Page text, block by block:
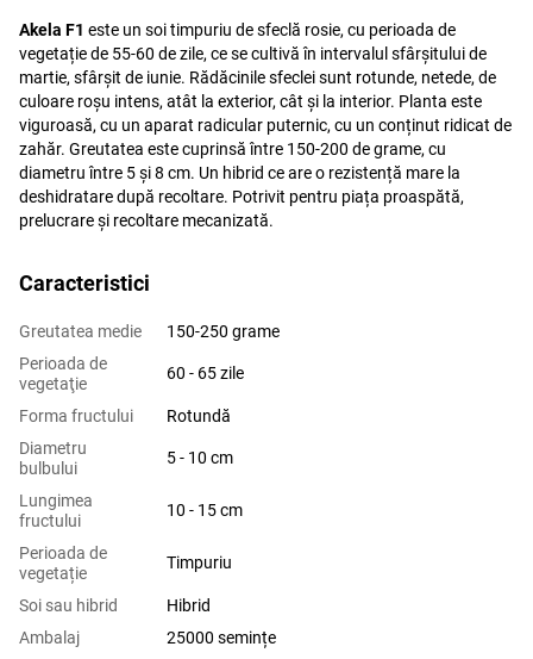
Akela F1 este un soi timpuriu de sfeclă rosie, cu perioada de
vegetație de 55-60 de zile, ce se cultivă în intervalul sfârșitului de
martie, sfârșit de iunie. Rădăcinile sfecleisunt rotunde, netede, de
culoare roșu intens, atât la exterior, cât și la interior. Planta este
viguroasă, cu un aparat radicular puternic, cu un conținut ridicat de
zahăr. Greutatea este cuprinsă între 150-200 de grame, cu
diametru între 5 și 8 cm. Un hibrid ce are o rezistență mare la
deshidratare după recoltare. Potrivit pentru piața proaspătă,
prelucrare și recoltare mecanizată.
Caracteristici
Greutatea medie
150-250 grame
Perioada de
vegetaţie
60 - 65 zile
Forma fructului
Rotundă
Diametru
bulbului
5 - 10 cm
Lungimea
fructului
10 - 15 cm
Perioada de
vegetație
Timpuriu
Soi sau hibrid
Hibrid
Ambalaj
25000 semințe